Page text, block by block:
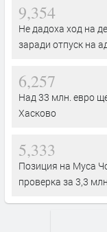
9,354
Не дадоха ход на
заради отпуск на
6,257
Над 33 млн. евро
Хасково
5,333
Позиция на Муса
проверка за 3,3